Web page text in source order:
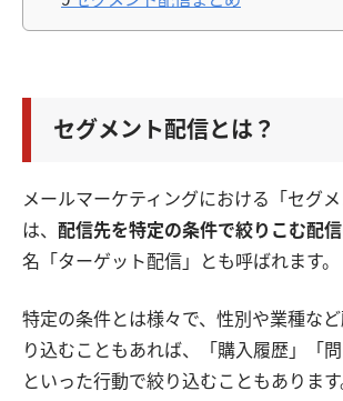
セグメント配信とは？
メールマーケティングにおける「セグ
は、 配信先を特定の条件で絞りこむ配信
名「ターゲット配信」とも呼ばれます。
特定の条件とは様々で、性別や業種な
り込むこともあれば、「購入履歴」「問
といった行動で絞り込むこともありま